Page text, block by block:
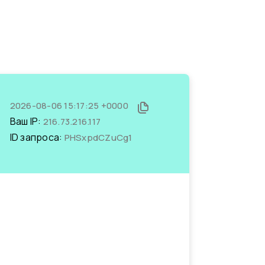
2026-08-06 15:17:25 +0000
Ваш IP: 216.73.216.117
ID запроса: PHSxpdCZuCg1